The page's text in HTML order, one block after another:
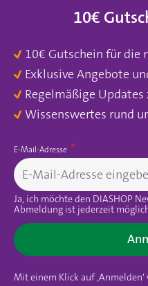
10€
10€ Gutschein für die
Exklusive Angebote
Regelmäßige
Wissenswertes rund
E-Mail-Adresse
Ja, ich möchte den DIASHOP
Abmeldung ist jederzeit
Mit einem Klick auf